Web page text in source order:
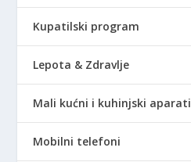
Kupatilski program
Lepota & Zdravlje
Mali kućni i kuhinjski aparati
Mobilni telefoni